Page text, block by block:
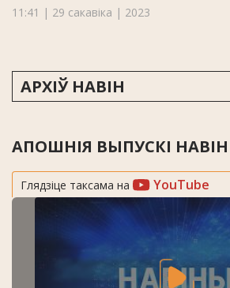
11:41 | 29 сакавіка | 2023
АРХІЎ НАВІН
АПОШНІЯ ВЫПУСКІ НАВІН
Глядзіце таксама на YouTube